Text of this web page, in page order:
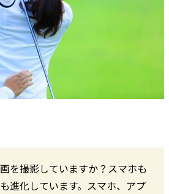
を撮影していますか？スマホも
進化しています。スマホ、アプ